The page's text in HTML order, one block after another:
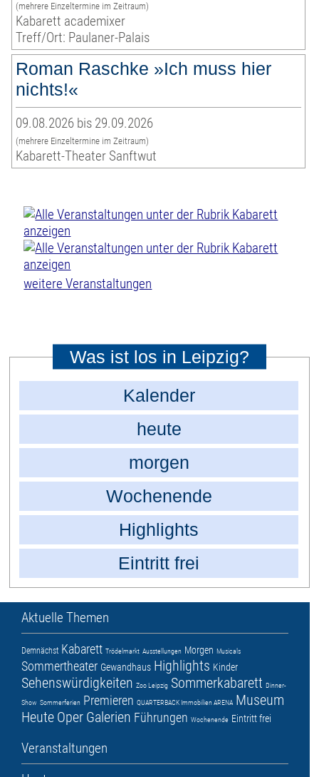
(mehrere Einzeltermine im Zeitraum)
Kabarett academixer
Treff/Ort: Paulaner-Palais
Roman Raschke »Ich muss hier
nichts!«
09.08.2026 bis 29.09.2026
(mehrere Einzeltermine im Zeitraum)
Kabarett-Theater Sanftwut
weitere Veranstaltungen
Was ist los in Leipzig?
Kalender
heute
morgen
Wochenende
Highlights
Eintritt frei
Aktuelle Themen
Demnächst Kabarett Trödelmarkt Ausstellungen Morgen Musicals
Sommertheater Gewandhaus Highlights Kinder
Sehenswürdigkeiten Zoo Leipzig Sommerkabarett Dinner-
Show Sommerferien Premieren QUARTERBACK Immobilien ARENA Museum
Heute Oper Galerien Führungen Wochenende Eintritt frei
Veranstaltungen